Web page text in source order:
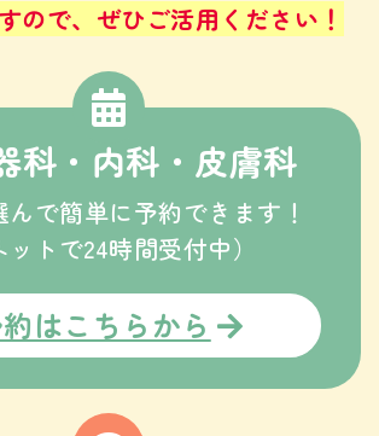
ので、ぜひご活用ください！
科・内科・皮膚科
んで簡単に予約できます！
ットで24時間受付中）
はこちらから